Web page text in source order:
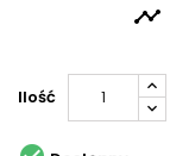

Ilość